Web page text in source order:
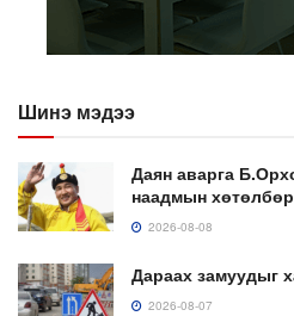
Шинэ мэдээ
Даян аварга
наадмын хөтөлбөр
2026-08-08
Дараах замуудыг
2026-08-07